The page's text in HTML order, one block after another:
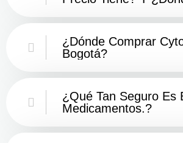
¿Dónde Comprar
Bogotá?
¿Qué Tan Seguro Es
Medicamentos.?